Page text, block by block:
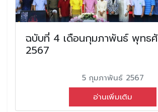
ฉบับที่ 4 เดือนกุมภาพันธ์ พุทธ
2567
5 กุมภาพันธ์ 2567
อ่านเพิ่มเติม